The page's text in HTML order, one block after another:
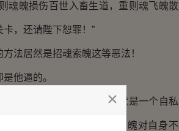
魂魄损伤百世入畜生道，重则魂飞魄散
，还请陛下恕罪！”
法居然是招魂索魄这等恶法！
他逼的。
感！在道姑看来，方圆就是一个自私
皇帝邀功，后知道招魂索魄对自身不